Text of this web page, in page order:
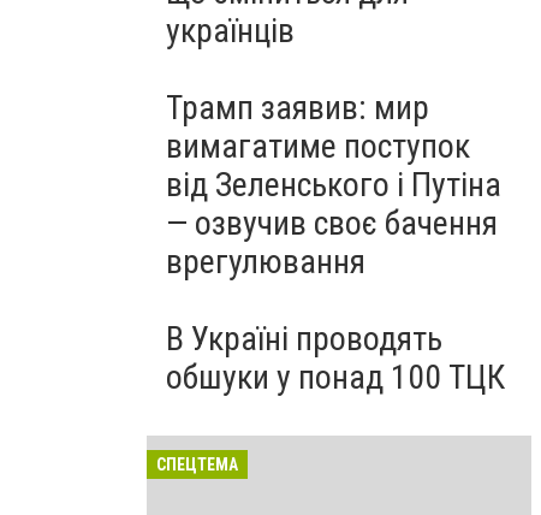
українців
Трамп заявив: мир
вимагатиме поступок
від Зеленського і Путіна
— озвучив своє бачення
врегулювання
В Україні проводять
обшуки у понад 100 ТЦК
СПЕЦТЕМА